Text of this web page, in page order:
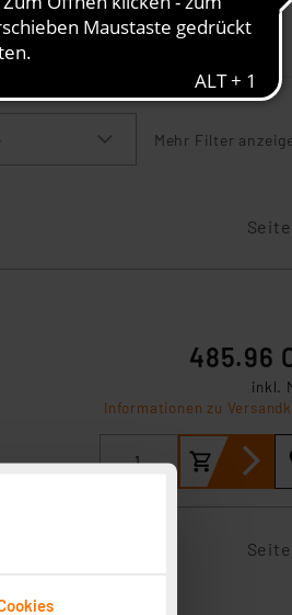
Mehr Filter
Seite
485.96
inkl.
Informationen zu
Seite